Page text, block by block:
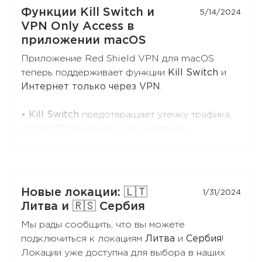
Установите приложение на Ваш Apple TV -
просто введите "Red Shield VPN" в поиске
AppStore.
Функции Kill Switch и
VPN Only Access в
приложении macOS
5/14/2024
Приложение Red Shield VPN для macOS
теперь поддерживает функции Kill Switch и
Интернет только через VPN .
• Kill Switch предотвращает утечку трафика,
приложение будет закрыто по любой причине
(пользователем или в результате сбоя) -
трафик пойдёт напрямую.
Это лучший выбор, если Вам необходимо
лучше контролировать трафик во время VPN-
Новые локации: 🇱🇹
Литва и 🇷🇸 Сербия
1/31/2024
Мы рады сообщить, что вы можете
подключиться к локациям Литва и Сербия!
Локации уже доступна для выбора в наших